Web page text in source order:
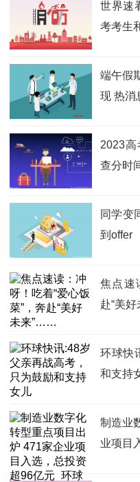
世界速
考考生
端午假
现 热消
2023
查分时
同学变
到offer
焦点速
赴“美
环球快
和支持
制造业
业项目